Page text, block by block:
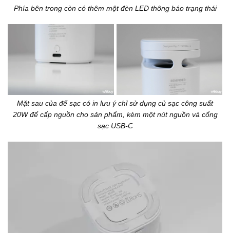
Phía bên trong còn có thêm một đèn LED thông báo trạng thái
Mặt sau của đế sạc có in lưu ý chỉ sử dụng củ sạc công suất
20W để cấp nguồn cho sản phẩm, kèm một nút nguồn và cổng
sạc USB-C